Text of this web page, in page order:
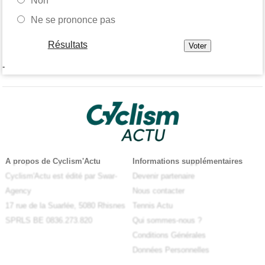
Ne se prononce pas
Résultats
-
A propos de Cyclism'Actu
Cyclism'Actu est édité par Swar-
Agency
17 rue de la Suarlée, 5080 Rhisnes
SPRLS BE 0836.273.820
Informations supplémentaires
Devenir partenaire
Nous contacter
Tennis Actu
Qui sommes-nous ?
Conditions Générales
Données Personnelles